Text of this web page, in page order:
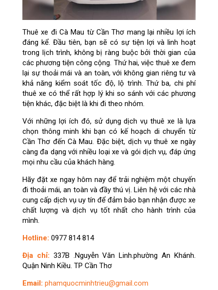
Thuê xe đi Cà Mau từ Cần Thơ mang lại nhiều lợi ích
đáng kể. Đầu tiên, bạn sẽ có sự tiện lợi và linh hoạt
trong lịch trình, không bị ràng buộc bởi thời gian của
các phương tiện công cộng. Thứ hai, việc thuê xe đem
lại sự thoải mái và an toàn, với không gian riêng tư và
khả năng kiểm soát tốc độ, lộ trình. Thứ ba, chi phí
thuê xe có thể rất hợp lý khi so sánh với các phương
tiện khác, đặc biệt là khi đi theo nhóm.
Với những lợi ích đó, sử dụng dịch vụ thuê xe là lựa
chọn thông minh khi bạn có kế hoạch di chuyển từ
Cần Thơ đến Cà Mau. Đặc biệt, dịch vụ thuê xe ngày
càng đa dạng với nhiều loại xe và gói dịch vụ, đáp ứng
mọi nhu cầu của khách hàng.
Hãy đặt xe ngay hôm nay để trải nghiệm một chuyến
đi thoải mái, an toàn và đầy thú vị. Liên hệ với các nhà
cung cấp dịch vụ uy tín để đảm bảo bạn nhận được xe
chất lượng và dịch vụ tốt nhất cho hành trình của
mình.
Hotline: 0977 814 814
Địa chỉ: 337B .Nguyễn Văn Linh.phường An Khánh.
Quận Ninh Kiều. TP Cần Thơ
Email: phamquocminhtrieu@gmail.com